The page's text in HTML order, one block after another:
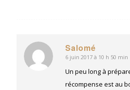
Salomé
dit
:
6 juin 2017 à 10 h 50 min
Un peu long à
récompense est au